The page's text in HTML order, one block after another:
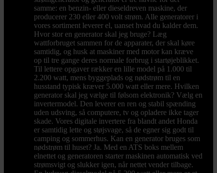
samme: en benzin- eller dieseldreven maskine, der
producerer 230 eller 400 volt strøm. Alle generatorer i
vores sortiment leverer el, uanset hvad du kalder dem.
Hvor stor en generator skal jeg bruge? Læg
wattforbruget sammen for de apparater, der skal køre
samtidig, og husk at maskiner med motor kan kræve
op til tre gange deres normale forbrug i startøjeblikket.
Til lettere opgaver rækker en lille model på 1.000 til
2.200 watt, mens byggeplads og nødstrøm til en
husstand typisk kræver 5.000 watt eller mere. Hvilken
generator skal jeg vælge til følsom elektronik? Vælg en
invertermodel. Den leverer en ren og stabil spænding
uden udsving, så computere, tv og opladere ikke tager
skade. Vores digitale invertere fra blandt andet Honda
er samtidig lette og støjsvage, så de egner sig godt til
camping og sommerhus. Kan en generator bruges som
nødstrøm til huset? Ja. Med en ATS boks mellem
elnettet og generatoren starter maskinen automatisk ved
strømsvigt og slukker igen, når nettet vender tilbage.